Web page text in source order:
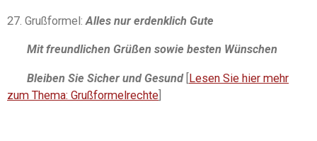
27. Grußformel:Alles nur erdenklich Gute
Mit freundlichen Grüßen sowie besten Wünschen
Bleiben Sie Sicher und Gesund[ Lesen Sie hier mehr
zum Thema: Grußformelrechte]